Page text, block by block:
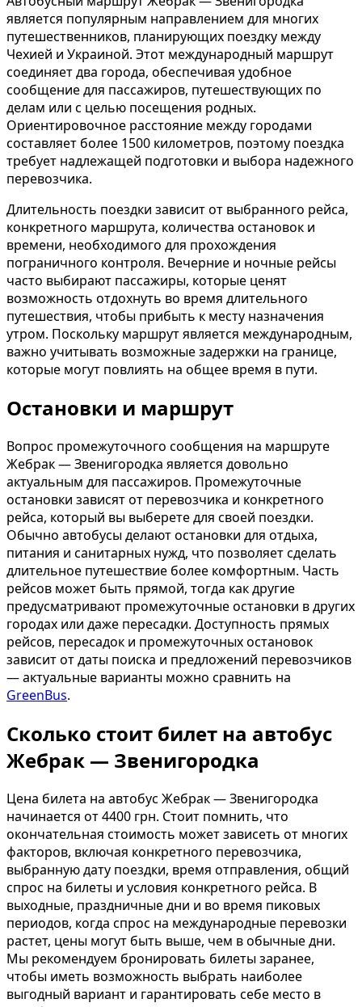
является популярным направлением для многих
путешественников, планирующих поездку между
Чехией и Украиной. Этот международный маршрут
соединяет два города, обеспечивая удобное
сообщение для пассажиров, путешествующих по
делам или с целью посещения родных.
Ориентировочное расстояние между городами
составляет более 1500 километров, поэтому поездка
требует надлежащей подготовки и выбора надежного
перевозчика.
Длительность поездки зависит от выбранного рейса,
конкретного маршрута, количества остановок и
времени, необходимого для прохождения
пограничного контроля. Вечерние и ночные рейсы
часто выбирают пассажиры, которые ценят
возможность отдохнуть во время длительного
путешествия, чтобы прибыть к месту назначения
утром. Поскольку маршрут является международным,
важно учитывать возможные задержки на границе,
которые могут повлиять на общее время в пути.
Остановки и маршрут
Вопрос промежуточного сообщения на маршруте
Жебрак — Звенигородка является довольно
актуальным для пассажиров. Промежуточные
остановки зависят от перевозчика и конкретного
рейса, который вы выберете для своей поездки.
Обычно автобусы делают остановки для отдыха,
питания и санитарных нужд, что позволяет сделать
длительное путешествие более комфортным. Часть
рейсов может быть прямой, тогда как другие
предусматривают промежуточные остановки в других
городах или даже пересадки. Доступность прямых
рейсов, пересадок и промежуточных остановок
зависит от даты поиска и предложений перевозчиков
— актуальные варианты можно сравнить на
GreenBus.
Сколько стоит билет на автобус
Жебрак — Звенигородка
Цена билета на автобус Жебрак — Звенигородка
начинается от 4400 грн. Стоит помнить, что
окончательная стоимость может зависеть от многих
факторов, включая конкретного перевозчика,
выбранную дату поездки, время отправления, общий
спрос на билеты и условия конкретного рейса. В
выходные, праздничные дни и во время пиковых
периодов, когда спрос на международные перевозки
растет, цены могут быть выше, чем в обычные дни.
Мы рекомендуем бронировать билеты заранее,
чтобы иметь возможность выбрать наиболее
выгодный вариант и гарантировать себе место в